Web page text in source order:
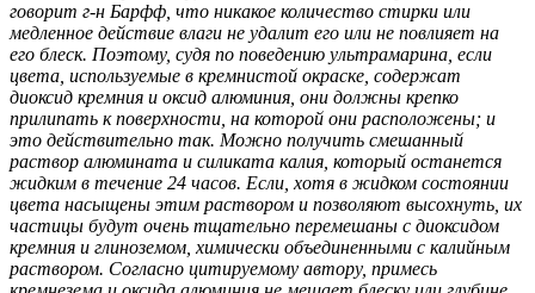
говорит г-н Барфф, что никакое количество стирки или
медленное действие влаги не удалит его или не повлияет на
его блеск. Поэтому, судя по поведению ультрамарина, если
цвета, используемые в кремнистой окраске, содержат
диоксид кремния и оксид алюминия, они должны крепко
прилипать к поверхности, на которой они расположены; и
это действительно так. Можно получить смешанный
раствор алюмината и силиката калия, который останется
жидким в течение 24 часов. Если, хотя в жидком состоянии
цвета насыщены этим раствором и позволяют высохнуть, их
частицы будут очень тщательно перемешаны с диоксидом
кремния и глиноземом, химически объединенными с калийным
раствором. Согласно цитируемому автору, примесь